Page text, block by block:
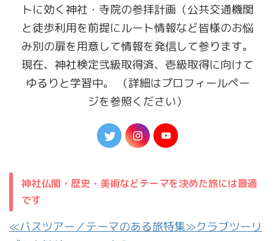
トに効く神社・寺院の参拝計画（公共交通機関
と徒歩利用を前提にルート情報など皆様のお悩
み別の扉を用意して情報を発信して参ります。
現在、神社検定弐級取得済、壱級取得に向けて
ゆるりと学習中。 （詳細はプロフィールペー
ジを参照ください）
神社仏閣・歴史・美術などテーマを決めた旅には最適
です
≪バスツアー／テーマのある旅特集≫クラブツーリ